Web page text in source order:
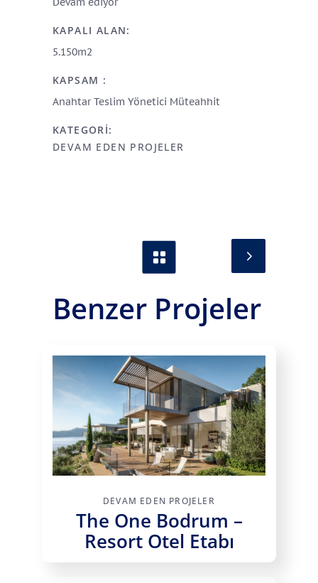
KAPALI ALAN:
5.150m2
KAPSAM :
Anahtar Teslim Yönetici Müteahhit
KATEGORI:
DEVAM EDEN PROJELER
Benzer Projeler
DEVAM EDEN PROJELER
The One Bodrum –
Resort Otel Etabı